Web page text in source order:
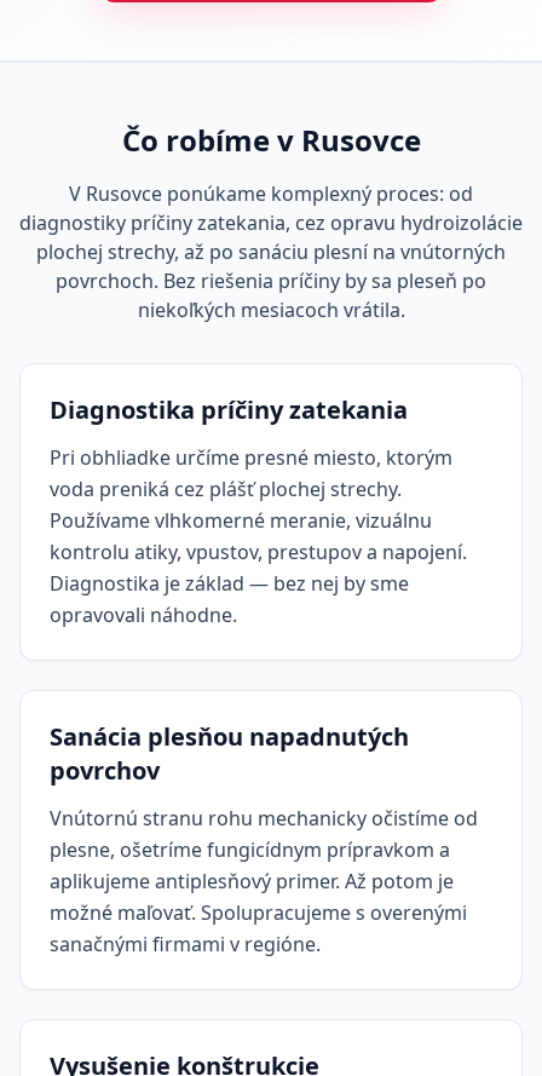
Čo robíme v Rusovce
V Rusovce ponúkame komplexný proces: od
diagnostiky príčiny zatekania, cez opravu hydroizolácie
plochej strechy, až po sanáciu plesní na vnútorných
povrchoch. Bez riešenia príčiny by sa pleseň po
niekoľkých mesiacoch vrátila.
Diagnostika príčiny zatekania
Pri obhliadke určíme presné miesto, ktorým
voda preniká cez plášť plochej strechy.
Používame vlhkomerné meranie, vizuálnu
kontrolu atiky, vpustov, prestupov a napojení.
Diagnostika je základ — bez nej by sme
opravovali náhodne.
Sanácia plesňou napadnutých
povrchov
Vnútornú stranu rohu mechanicky očistíme od
plesne, ošetríme fungicídnym prípravkom a
aplikujeme antiplesňový primer. Až potom je
možné maľovať. Spolupracujeme s overenými
sanačnými firmami v regióne.
Vysušenie konštrukcie